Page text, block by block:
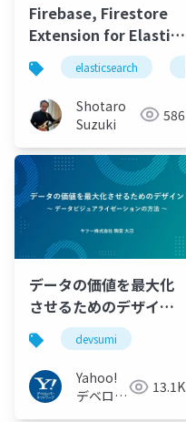
Firebase, Firestore
Extension for Elastic
App Search
Integration-20220216
elasticsearch
Shotaro
Suzuki
586
データの価値を最大化
させるためのデザイン
～データビジュアライ
ゼーションの方法～
#devsumi 17-E-2
devsumi
Yahoo!
デベロッ
13.1K